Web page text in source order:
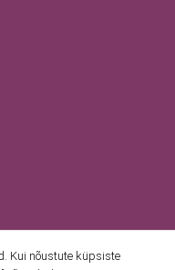
Kui nõustute küpsiste